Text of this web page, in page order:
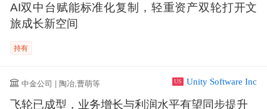
AI双中台赋能标准化复制，轻重资产双轮打开文
旅成长新空间
持有
中金公司 | 陶冶,曹萌等 US Unity Software Inc
飞轮已成型，业务增长与利润水平有望同步提升